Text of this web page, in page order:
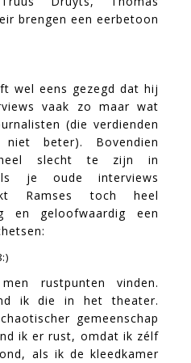
brengen een eerbetoon
wel eens gezegd dat hij
vaak zo maar wat
(die verdienden
beter). Bovendien
slecht te zijn in
je oude interviews
Ramses toch heel
en geloofwaardig een
rustpunten vinden.
ik die in het theater.
gemeenschap
ik er rust, omdat ik zélf
als ik de kleedkamer